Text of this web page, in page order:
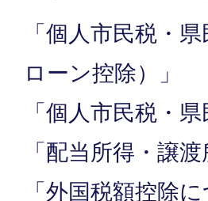
「個人市民税・
ローン控除）」
「個人市民税・
「配当所得・譲
「外国税額控除に